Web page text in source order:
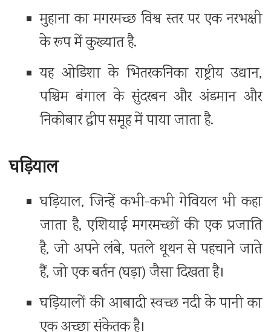
मुहाना का मगरमच्छ विश्व स्तर पर एक नरभक्षी
के रूप में कुख्यात है.
यह ओडिशा के भितरकनिका राष्ट्रीय उद्यान,
पश्चिम बंगाल के सुंदरबन और अंडमान और
निकोबार द्वीप समूह में पाया जाता है.
घड़ियाल
घड़ियाल, जिन्हें कभी-कभी गेवियल भी कहा
जाता है, एशियाई मगरमच्छों की एक प्रजाति
है, जो अपने लंबे, पतले थूथन से पहचाने जाते
हैं, जो एक बर्तन (घड़ा) जैसा दिखता है।
घड़ियालों की आबादी स्वच्छ नदी के पानी का
एक अच्छा संकेतक है।